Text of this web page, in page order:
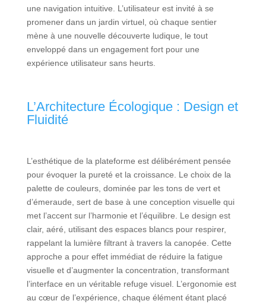
une navigation intuitive. L’utilisateur est invité à se
promener dans un jardin virtuel, où chaque sentier
mène à une nouvelle découverte ludique, le tout
enveloppé dans un engagement fort pour une
expérience utilisateur sans heurts.
L’Architecture Écologique : Design et
Fluidité
L’esthétique de la plateforme est délibérément pensée
pour évoquer la pureté et la croissance. Le choix de la
palette de couleurs, dominée par les tons de vert et
d’émeraude, sert de base à une conception visuelle qui
met l’accent sur l’harmonie et l’équilibre. Le design est
clair, aéré, utilisant des espaces blancs pour respirer,
rappelant la lumière filtrant à travers la canopée. Cette
approche a pour effet immédiat de réduire la fatigue
visuelle et d’augmenter la concentration, transformant
l’interface en un véritable refuge visuel. L’ergonomie est
au cœur de l’expérience, chaque élément étant placé